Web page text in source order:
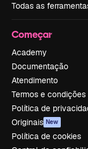
Todas as
Começar
Academy
Documentação
Atendimento
Termos e condições
Política de
Originais New
Política de cookies